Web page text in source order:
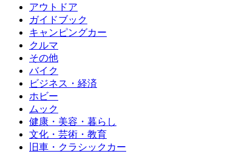
アウトドア
ガイドブック
キャンピングカー
クルマ
その他
バイク
ビジネス・経済
ホビー
ムック
健康・美容・暮らし
文化・芸術・教育
旧車・クラシックカー